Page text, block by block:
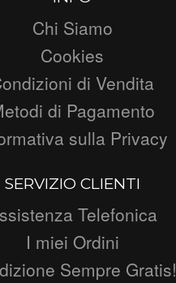
Chi Siamo
Cookies
di Vendita
di Pagamento
sulla Privacy
SERVIZIO CLIENTI
Telefonica
I miei Ordini
Sempre Gratis!